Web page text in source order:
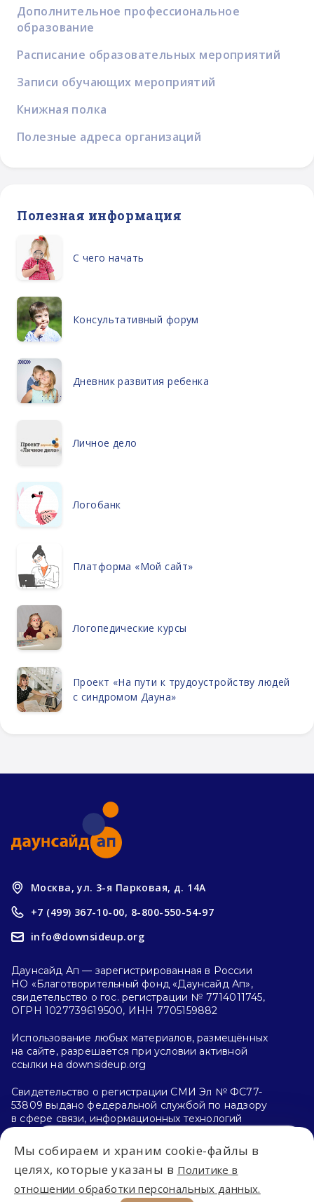
Дополнительное профессиональное
образование
Расписание образовательных мероприятий
Записи обучающих мероприятий
Книжная полка
Полезные адреса организаций
Полезная информация
С чего начать
Консультативный форум
Дневник развития ребенка
Личное дело
Логобанк
Платформа «Мой сайт»
Логопедические курсы
Проект «На пути к трудоустройству людей
с синдромом Дауна»
Впервые на сайте?
С чего начать?
Москва, ул. 3-я Парковая, д. 14А
+7 (499) 367-10-00, 8-800-550-54-97
info@downsideup.org
Даунсайд Ап — зарегистрированная в России
НО «Благотворительный фонд «Даунсайд Ап»,
свидетельство о гос. регистрации № 7714011745,
ОГРН 1027739619500, ИНН 7705159882
Использование любых материалов, размещённых
на сайте, разрешается при условии активной
ссылки на downsideup.org
Свидетельство о регистрации СМИ Эл № ФС77-
53809 выдано федеральной службой по надзору
в сфере связи, информационных технологий
и массовых коммуникаций (Роскомнадзор)
26.04.2013 г.
Политика конфиденциальности
Мы собираем и храним cookie-файлы в
целях, которые указаны в Политике в
отношении обработки персональных данных.